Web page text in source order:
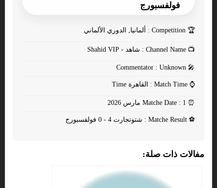
فولفسبورج
🏆
📺
🎤
⌚
⏰
⚽
مفالات ذات صلة: